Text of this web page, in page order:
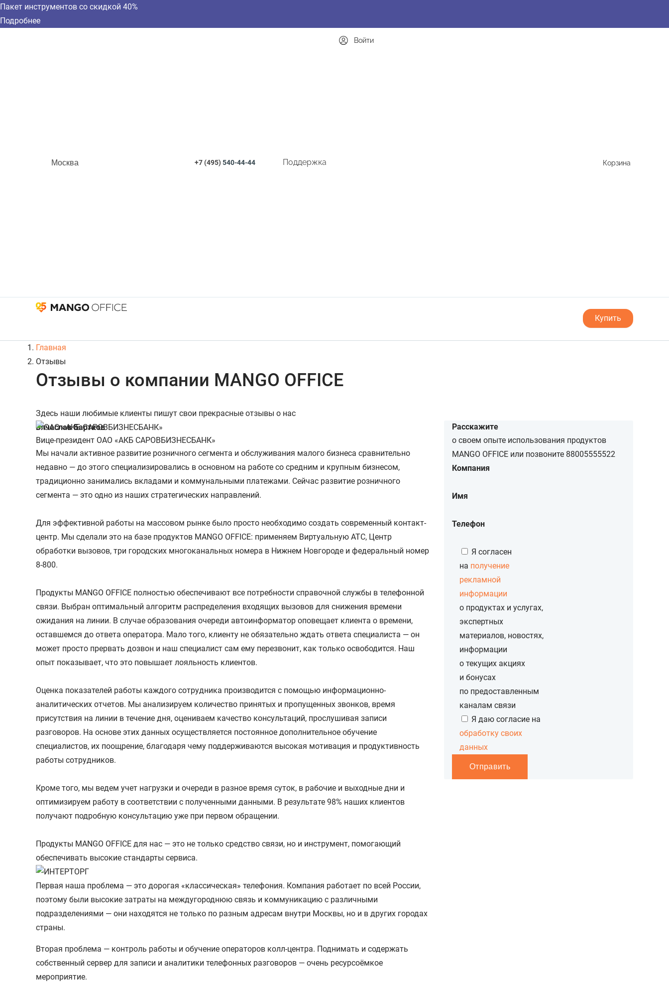
Пакет инструментов со скидкой 40%
Подробнее
Москва +7 (495)540-44-44 Поддержка
Войти
Корзина
Купить
Главная
Отзывы
Отзывы о компании MANGO OFFICE
Здесь наши любимые клиенты пишут свои прекрасные отзывы о нас
Вячеслав Бартков
Вице-президент ОАО «АКБ САРОВБИЗНЕСБАНК»
Мы начали активное развитие розничного сегмента и обслуживания малого бизнеса сравнительно
недавно — до этого специализировались в основном на работе со средним и крупным бизнесом,
традиционно занимались вкладами и коммунальными платежами. Сейчас развитие розничного
сегмента — это одно из наших стратегических направлений.
Для эффективной работы на массовом рынке было просто необходимо создать современный контакт-
центр. Мы сделали это на базе продуктов MANGO OFFICE: применяем Виртуальную АТС, Центр
обработки вызовов, три городских многоканальных номера в Нижнем Новгороде и федеральный номер
8-800.
Продукты MANGO OFFICE полностью обеспечивают все потребности справочной службы в телефонной
связи. Выбран оптимальный алгоритм распределения входящих вызовов для снижения времени
ожидания на линии. В случае образования очереди автоинформатор оповещает клиента о времени,
оставшемся до ответа оператора. Мало того, клиенту не обязательно ждать ответа специалиста — он
может просто прервать дозвон и наш специалист сам ему перезвонит, как только освободится. Наш
опыт показывает, что это повышает лояльность клиентов.
Оценка показателей работы каждого сотрудника производится с помощью информационно-
аналитических отчетов. Мы анализируем количество принятых и пропущенных звонков, время
присутствия на линии в течение дня, оцениваем качество консультаций, прослушивая записи
разговоров. На основе этих данных осуществляется постоянное дополнительное обучение
специалистов, их поощрение, благодаря чему поддерживаются высокая мотивация и продуктивность
работы сотрудников.
Кроме того, мы ведем учет нагрузки и очереди в разное время суток, в рабочие и выходные дни и
оптимизируем работу в соответствии с полученными данными. В результате 98% наших клиентов
получают подробную консультацию уже при первом обращении.
Продукты MANGO OFFICE для нас — это не только средство связи, но и инструмент, помогающий
обеспечивать высокие стандарты сервиса.
Первая наша проблема — это дорогая «классическая» телефония. Компания работает по всей России,
поэтому были высокие затраты на междугороднюю связь и коммуникацию с различными
подразделениями — они находятся не только по разным адресам внутри Москвы, но и в других городах
страны.
Вторая проблема — контроль работы и обучение операторов колл-центра. Поднимать и содержать
собственный сервер для записи и аналитики телефонных разговоров — очень ресурсоёмкое
мероприятие.
Расскажите
о своем опыте использования продуктов
MANGO OFFICE или позвоните 88005555522
Компания
Имя
Телефон
Я согласен
на получение
рекламной
информации
о продуктах и услугах,
экспертных
материалов, новостях,
информации
о текущих акциях
и бонусах
по предоставленным
каналам связи
Я даю согласие на
обработку своих
данных
Отправить